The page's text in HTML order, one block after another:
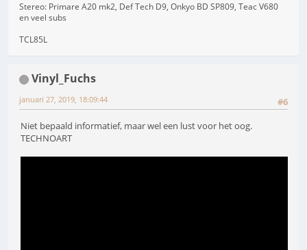
Stereo: Primare A20 mk2, Def Tech D9, Onkyo BD SP809, Teac V680
en veel subs
TCL85L
Vinyl_Fuchs
#6
januari 27, 2019, 18:09:44
Niet bepaald informatief, maar wel een lust voor het oog.
TECHNOART